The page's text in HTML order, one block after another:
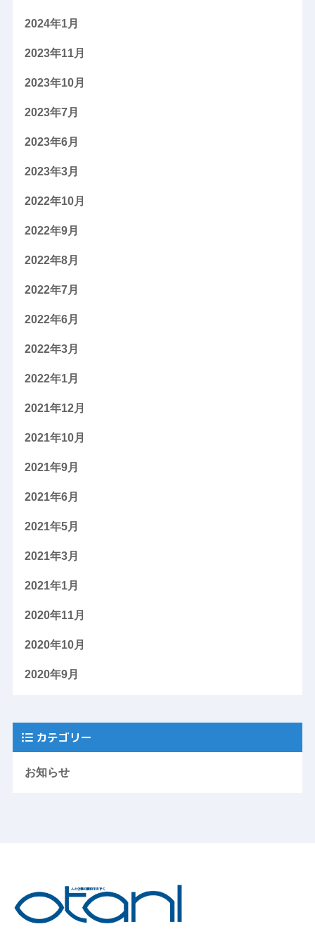
2024年1月
2023年11月
2023年10月
2023年7月
2023年6月
2023年3月
2022年10月
2022年9月
2022年8月
2022年7月
2022年6月
2022年3月
2022年1月
2021年12月
2021年10月
2021年9月
2021年6月
2021年5月
2021年3月
2021年1月
2020年11月
2020年10月
2020年9月
カテゴリー
お知らせ